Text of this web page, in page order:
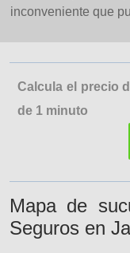
inconveniente que
Calcula el precio
de 1 minuto
Mapa de
Seguros en